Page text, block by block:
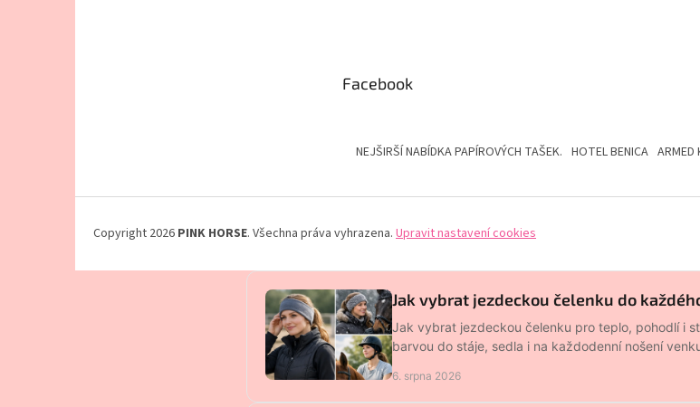
Facebook
NEJŠIRŠÍ NABÍDKA PAPÍROVÝCH TAŠEK. HOTEL BENICA
Copyright 2026 PINK HORSE. Všechna práva vyhrazena. Upravit nastavení cookies
Jak vybrat jezdeckou čelenku do
Jak vybrat jezdeckou čelenku pro teplo, pohodlí i
barvou do stáje, sedla i na každodenní nošení
6. srpna 2026